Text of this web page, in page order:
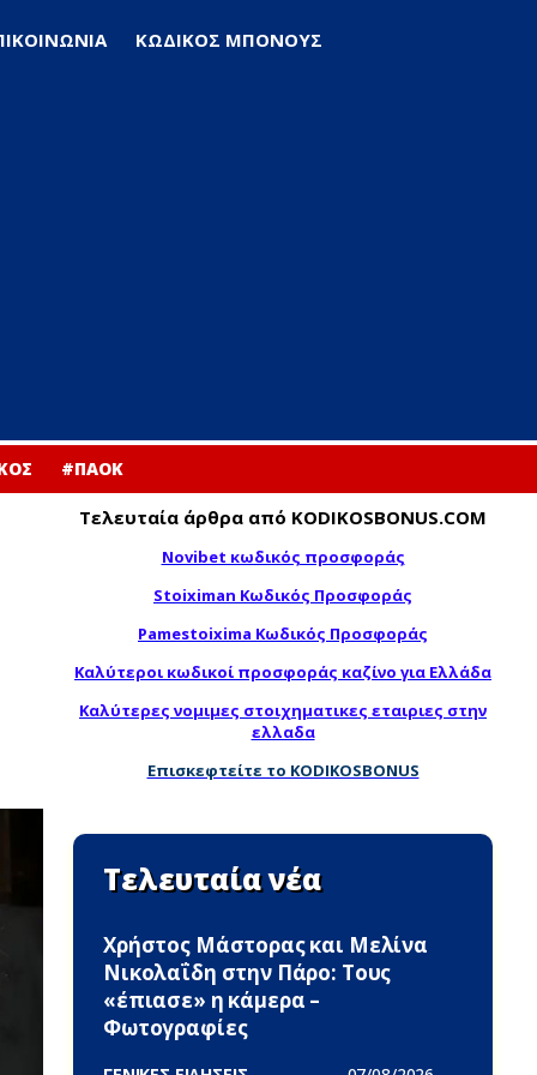
ΚΩΔΙΚΟΣ ΜΠΟΝΟΥΣ
#ΠΑΟΚ
Τελευταία άρθρα από KODIKOSBONUS.COM
Novibet κωδικός προσφοράς
Stoiximan Κωδικός Προσφοράς
Pamestoixima Κωδικός Προσφοράς
Καλύτεροι κωδικοί προσφοράς καζίνο για Ελλάδα
Καλύτερες νομιμες στοιχηματικες εταιριες στην
ελλαδα
Επισκεφτείτε το KODIKOSBONUS
Τελευταία νέα
Χρήστος Μάστορας και Μελίνα
Νικολαΐδη στην Πάρο: Τους
«έπιασε» η κάμερα –
Φωτογραφίες